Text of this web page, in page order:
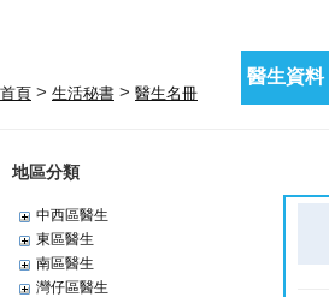
首頁 > 生活秘書 > 醫生名冊
地區分類
中西區醫生
東區醫生
南區醫生
灣仔區醫生
醫生資料